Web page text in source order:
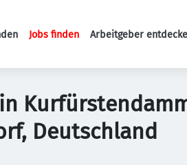
Haupt-Navigation
Jobs finden Arbeitgeber
Deutschland